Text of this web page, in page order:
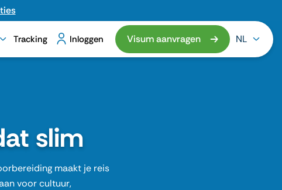
Tracking Inloggen Visum aanvragen NL
slim
maakt je reis
voor cultuur,